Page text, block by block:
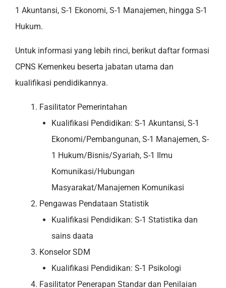
1 Akuntansi, S-1 Ekonomi, S-1 Manajemen, hingga S-1
Hukum.
Untuk informasi yang lebih rinci, berikut daftar formasi
CPNS Kemenkeu beserta jabatan utama dan
kualifikasi pendidikannya.
Fasilitator Pemerintahan
Kualifikasi Pendidikan: S-1 Akuntansi, S-1
Ekonomi/Pembangunan, S-1 Manajemen, S-
1 Hukum/Bisnis/Syariah, S-1 Ilmu
Komunikasi/Hubungan
Masyarakat/Manajemen Komunikasi
Pengawas Pendataan Statistik
Kualifikasi Pendidikan: S-1 Statistika dan
sains daata
Konselor SDM
Kualifikasi Pendidikan: S-1 Psikologi
Fasilitator Penerapan Standar dan Penilaian